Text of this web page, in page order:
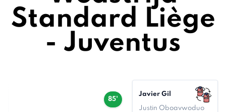
Standard Liège
- Juventus
85'
Javier Gil
Justin Oboavwoduo